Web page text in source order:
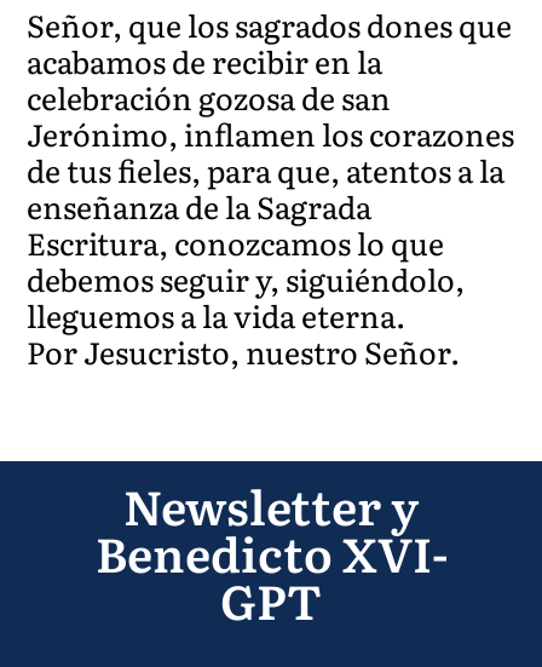
Señor, que los sagrados dones que
acabamos de recibir en la
celebración gozosa de san
Jerónimo, inflamen los corazones
de tus fieles, para que, atentos a la
enseñanza de la Sagrada
Escritura, conozcamos lo que
debemos seguir y, siguiéndolo,
lleguemos a la vida eterna.
Por Jesucristo, nuestro Señor.
Newsletter y
Benedicto XVI-
GPT